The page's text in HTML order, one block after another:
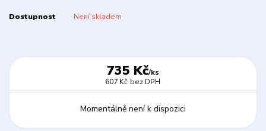
Dostupnost Není skladem
735 Kč/ks
607 Kč bez DPH
Momentálně není k dispozici